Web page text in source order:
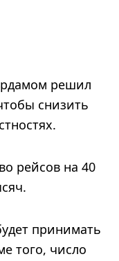
решил
снизить
рейсов на 40
принимать
того, число